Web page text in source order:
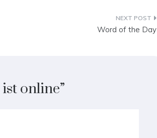
Word of the Day
online”